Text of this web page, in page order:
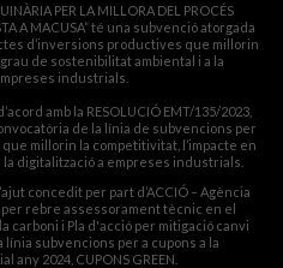
PER LA MILLORA DEL PROCÉS
A MACUSA” té una subvenció atorgada
d’inversions productives que millorin
de sostenibilitat ambiental i a la
industrials.
amb la RESOLUCIÓ EMT/135/2023,
de la línia de subvencions per
millorin la competitivitat, l’impacte en
digitalització a empreses industrials.
concedit per part d’ACCIÓ – Agència
per rebre assessorament tècnic en el
carboni i Pla d'acció per mitigació canvi
línia subvencions per a cupons a la
2024, CUPONS GREEN.